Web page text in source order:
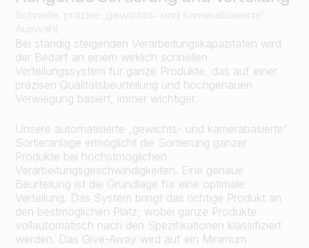
Schnelle, präzise „gewichts- und kamerabasierte“
Auswahl
Bei ständig steigenden Verarbeitungskapazitäten wird
der Bedarf an einem wirklich schnellen
Verteilungssystem für ganze Produkte, das auf einer
präzisen Qualitätsbeurteilung und hochgenauen
Verwiegung basiert, immer wichtiger.
Unsere automatisierte „gewichts- und kamerabasierte“
Sortieranlage ermöglicht die Sortierung ganzer
Produkte bei höchstmöglichen
Verarbeitungsgeschwindigkeiten. Eine genaue
Beurteilung ist die Grundlage für eine optimale
Verteilung. Das System bringt das richtige Produkt an
den bestmöglichen Platz, wobei ganze Produkte
vollautomatisch nach den Spezifikationen klassifiziert
werden. Das Give-Away wird auf ein Minimum